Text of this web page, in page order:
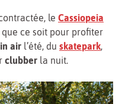
le Cassiopeia
ce soit pour profiter
air l’été, du skatepark,
clubber la nuit.